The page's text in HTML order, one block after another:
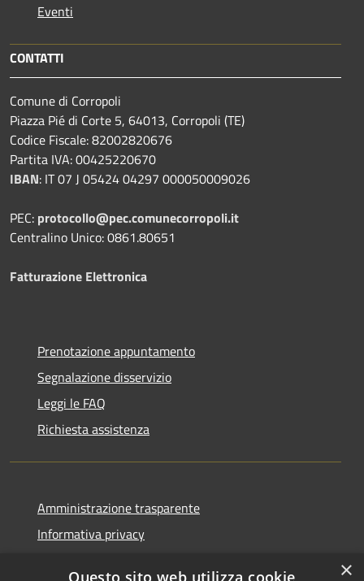
Eventi
CONTATTI
Comune di Corropoli
Piazza Pié di Corte 5, 64013, Corropoli (TE)
Codice Fiscale: 82002820676
Partita IVA: 00425220670
IBAN: IT 07 J 05424 04297 000050009026
PEC: protocollo@pec.comunecorropoli.it
Centralino Unico: 0861.80651
Fatturazione Elettronica
Prenotazione appuntamento
Segnalazione disservizio
Leggi le FAQ
Richiesta assistenza
Amministrazione trasparente
Informativa privacy
×
Questo sito web utilizza cookie